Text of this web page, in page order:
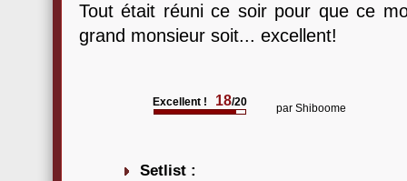
Tout était réuni ce soir pour que ce
grand monsieur soit... excellent!
Excellent ! 18/20 par Shiboome
Setlist :